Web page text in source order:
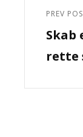
Post
PREV
Skab
rette